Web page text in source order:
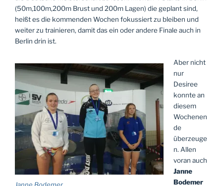
(50m,100m,200m Brust und 200m Lagen) die geplant sind,
heißt es die kommenden Wochen fokussiert zu bleiben und
weiter zu trainieren, damit das ein oder andere Finale auch in
Berlin drin ist.
Aber nicht
nur
Desiree
konnte an
diesem
Wochenen
de
überzeuge
n. Allen
voran auch
Janne
Bodemer